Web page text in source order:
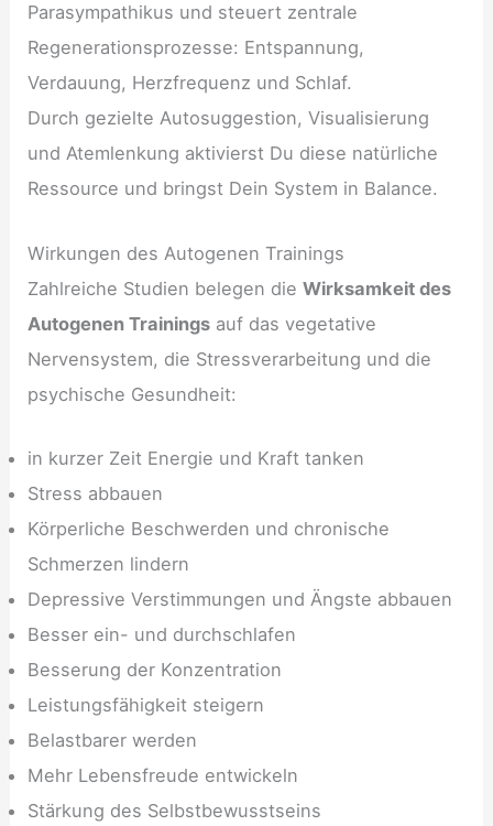
Parasympathikus und steuert zentrale
Regenerationsprozesse: Entspannung,
Verdauung, Herzfrequenz und Schlaf.
Durch gezielte Autosuggestion, Visualisierung
und Atemlenkung aktivierst Du diese natürliche
Ressource und bringst Dein System in Balance.
Wirkungen des Autogenen Trainings
Zahlreiche Studien belegen dieWirksamkeit des
Autogenen Trainings auf das vegetative
Nervensystem, die Stressverarbeitung und die
psychische Gesundheit:
in kurzer Zeit Energie und Kraft tanken
Stress abbauen
Körperliche Beschwerden und chronische
Schmerzen lindern
Depressive Verstimmungen und Ängste abbauen
Besser ein- und durchschlafen
Besserung der Konzentration
Leistungsfähigkeit steigern
Belastbarer werden
Mehr Lebensfreude entwickeln
Stärkung des Selbstbewusstseins